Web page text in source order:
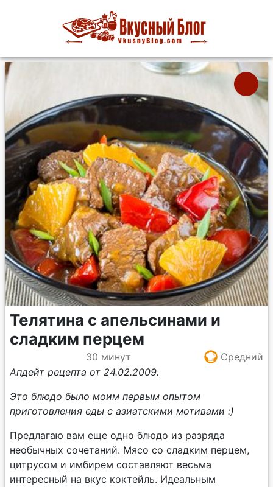
Телятина с апельсинами и
сладким перцем
30 минут
Средний
Апдейт рецепта от 24.02.2009.
Это блюдо было моим первым опытом
приготовления еды с азиатскими мотивами :)
Предлагаю вам еще одно блюдо из разряда
необычных сочетаний. Мясо со сладким перцем,
цитрусом и имбирем составляют весьма
интересный на вкус коктейль. Идеальным